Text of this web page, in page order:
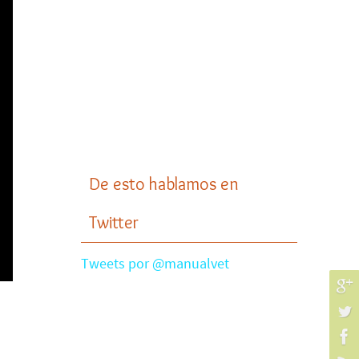
De esto hablamos en
Twitter
Tweets por @manualvet